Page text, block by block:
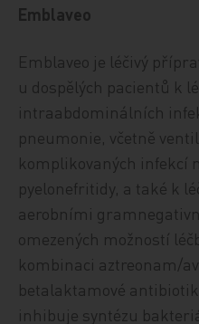
Emblaveo
Emblaveo je léčivý
u dospělých pacientů k
intraabdominálních
pneumonie, včetně
komplikovaných infekcí
pyelonefritidy, a také k
aerobními
omezených možností
kombinaci aztreonam/
betalaktamové
inhibuje syntézu